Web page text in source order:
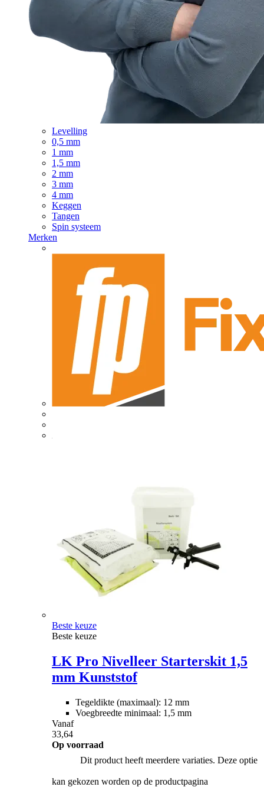
Levelling
0,5 mm
1 mm
1,5 mm
2 mm
3 mm
4 mm
Keggen
Tangen
Spin systeem
Merken
Beste keuze
Beste keuze
LK Pro Nivelleer Starterskit 1,5
mm Kunststof
Tegeldikte (maximaal): 12 mm
Voegbreedte minimaal: 1,5 mm
Vanaf
33,64
Op voorraad
Dit product heeft meerdere variaties. Deze optie
kan gekozen worden op de productpagina